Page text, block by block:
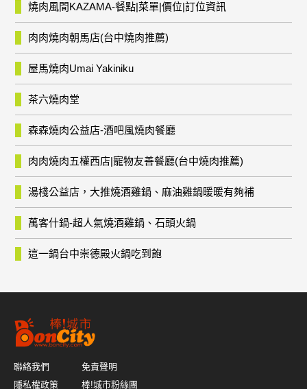
燒肉風間KAZAMA-餐點|菜單|價位|訂位資訊
肉肉燒肉朝馬店(台中燒肉推薦)
屋馬燒肉Umai Yakiniku
茶六燒肉堂
森森燒肉公益店-酒吧風燒肉餐廳
肉肉燒肉五權西店|寵物友善餐廳(台中燒肉推薦)
湯棧公益店，大推燒酒雞鍋、麻油雞鍋暖暖有夠補
萬客什鍋-超人氣燒酒雞鍋、石頭火鍋
這一鍋台中崇德殿火鍋吃到飽
聯絡我們
免責聲明
隱私權政策
棒!城市粉絲團